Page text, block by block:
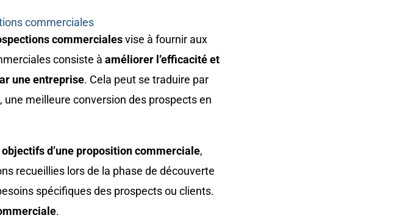
commerciales
commercialesvise à fournir aux
consiste à améliorer l’efficacité et
une entreprise. Cela peut se traduire par
meilleure conversion des prospects en
objectifs d’une proposition commerciale,
recueillies lors de la phase de découverte
spécifiques des prospects ou clients.
.